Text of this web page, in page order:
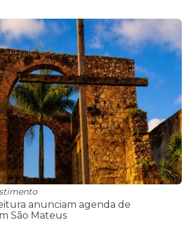
anunciam agenda de
São Mateus